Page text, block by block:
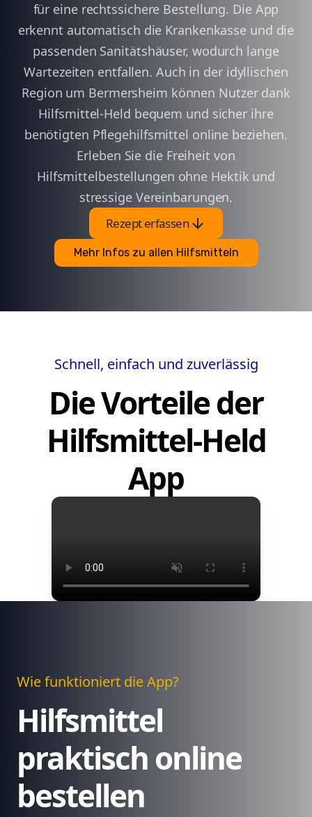
für eine rechtssichere Bestellung. Die App
erkennt automatisch die Krankenkasse und die
passenden Sanitätshäuser, wodurch lange
Wartezeiten entfallen. Auch in der idyllischen
Region um Bermersheim können Nutzer dank
Hilfsmittel-Held bequem und sicher ihre
benötigten Pflegehilfsmittel online beziehen.
Erleben Sie die Freiheit von
Hilfsmittelbestellungen ohne Hektik und
stressige Vereinbarungen.
Rezept erfassenarrow_downward
Mehr Infos zu allen Hilfsmitteln
Schnell, einfach und zuverlässig
Die Vorteile der
Hilfsmittel-Held
App
Wie funktioniert die App?
Hilfsmittel
praktisch online
bestellen